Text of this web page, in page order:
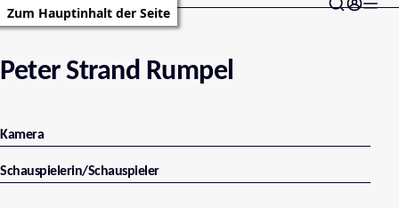
Zum Hauptinhalt der Seite
Peter Strand Rumpel
Kamera
Schauspielerin/Schauspieler